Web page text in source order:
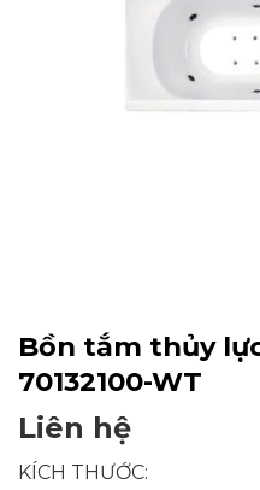
Bồn tắm thủy
70132100-WT
Liên hệ
KÍCH THƯỚC: